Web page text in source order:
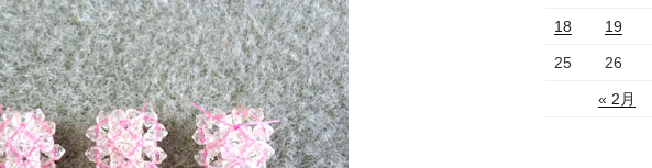
« 2月
18 19
25 26